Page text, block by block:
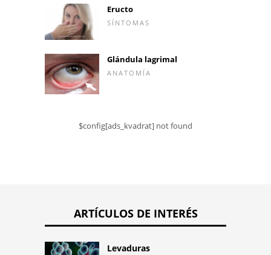
Eructo
SÍNTOMAS
Glándula lagrimal
ANATOMÍA
$config[ads_kvadrat] not found
ARTÍCULOS DE INTERÉS
Levaduras